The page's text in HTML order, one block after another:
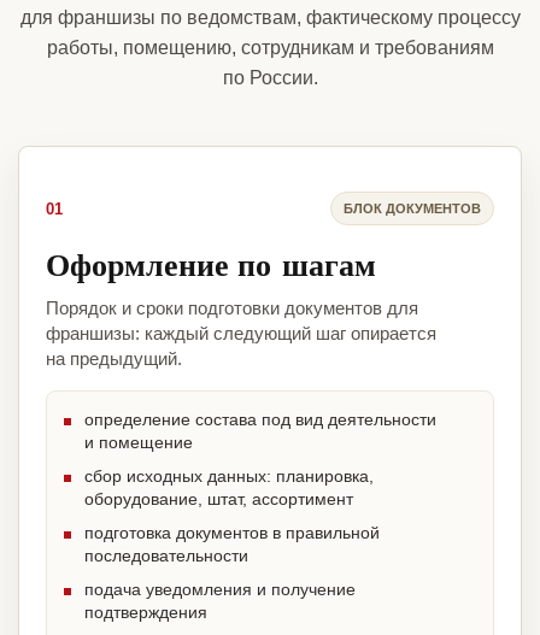
для франшизы по ведомствам, фактическому процессу
работы, помещению, сотрудникам и требованиям
по России.
01 БЛОК ДОКУМЕНТОВ
Оформление по шагам
Порядок и сроки подготовки документов для
франшизы: каждый следующий шаг опирается
на предыдущий.
определение состава под вид деятельности
и помещение
сбор исходных данных: планировка,
оборудование, штат, ассортимент
подготовка документов в правильной
последовательности
подача уведомления и получение
подтверждения